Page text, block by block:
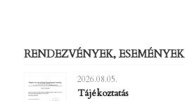
RENDEZVÉNYEK, ESEMÉNYEK
2026.08.05.
Tájékoztatás